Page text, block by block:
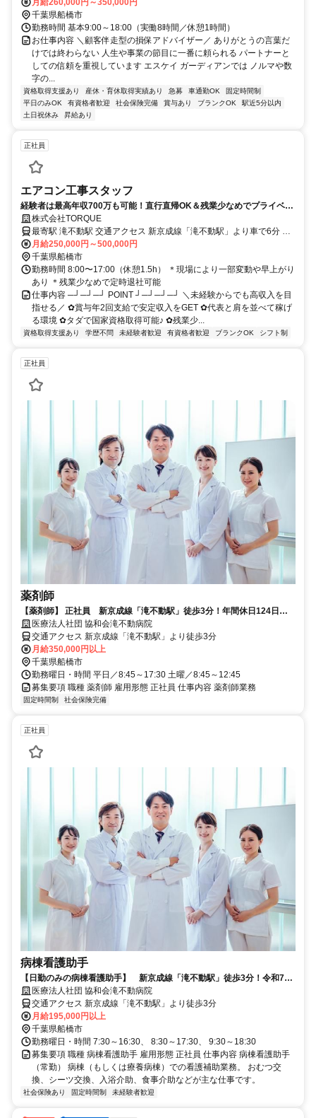
月給260,000円～350,000円
千葉県船橋市
勤務時間 基本9:00～18:00（実働8時間／休憩1時間）
お仕事内容 ＼顧客伴走型の損保アドバイザー／ ありがとうの言葉だ
けでは終わらない 人生や事業の節目に一番に頼られる パートナーと
しての信頼を重視しています エスケイ ガーディアンでは ノルマや数
字の...
資格取得支援あり 産休・育休取得実績あり 急募 車通勤OK
固定時間制
平日のみOK
有資格者歓迎 社会保険完備 賞与あり ブランクOK
駅近5分以内
土日祝休み
昇給あり
正社員
エアコン工事スタッフ
経験者は最高年収700万も可能！直行直帰OK＆残業少なめでプライベー
ト充実/未経験でも年収350万～/頑張った分だけしっかり稼げる環境です
株式会社TORQUE
最寄駅 滝不動駅 交通アクセス 新京成線「滝不動駅」より車で6分 ＊
直行直帰OK！
月給250,000円～500,000円
千葉県船橋市
勤務時間 8:00〜17:00（休憩1.5h） ＊現場により一部変動や早上がり
あり ＊残業少なめで定時退社可能
仕事内容 ─┘─┘─┘ POINT ┘─┘─┘─┘ ＼未経験からでも高収入を目
指せる／ ✿賞与年2回支給で安定収入をGET ✿代表と肩を並べて稼げ
る環境 ✿タダで国家資格取得可能♪ ✿残業少...
資格取得支援あり 学歴不問 未経験者歓迎 有資格者歓迎 ブランクOK シフト制
正社員
薬剤師
【薬剤師】 正社員 新京成線「滝不動駅」徒歩3分！年間休日124日
★昇給・賞与ほか待遇充実
医療法人社団 協和会滝不動病院
交通アクセス 新京成線「滝不動駅」より徒歩3分
月給350,000円以上
千葉県船橋市
勤務曜日・時間 平日／8:45～17:30 土曜／8:45～12:45
募集要項 職種 薬剤師 雇用形態 正社員 仕事内容 薬剤師業務
固定時間制 社会保険完備
正社員
病棟看護助手
【日勤のみの病棟看護助手】 新京成線「滝不動駅」徒歩3分！令和7年
の年間休日124日 ★待遇充実
医療法人社団 協和会滝不動病院
交通アクセス 新京成線「滝不動駅」より徒歩3分
月給195,000円以上
千葉県船橋市
勤務曜日・時間 7:30～16:30、 8:30～17:30、 9:30～18:30
募集要項 職種 病棟看護助手 雇用形態 正社員 仕事内容 病棟看護助手
（常勤） 病棟（もしくは療養病棟）での看護補助業務。 おむつ交
換、シーツ交換、入浴介助、食事介助などが主な仕事です。
社会保険あり 固定時間制 未経験者歓迎